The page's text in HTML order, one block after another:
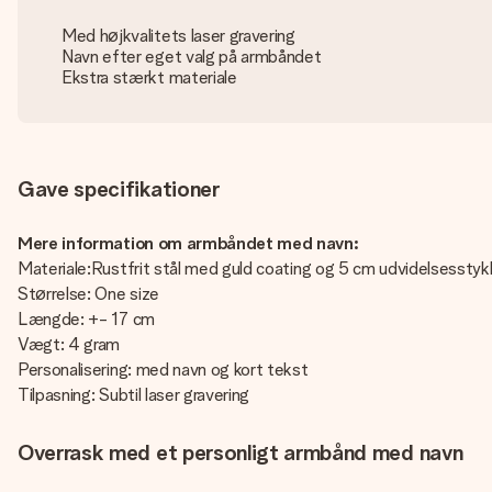
Med højkvalitets laser gravering
Navn efter eget valg på armbåndet
Ekstra stærkt materiale
Gave specifikationer
Mere information om armbåndet med navn:
Materiale:Rustfrit stål med guld coating og 5 cm
Størrelse: One size
Længde: +- 17 cm
Vægt: 4 gram
Personalisering: med navn og kort tekst
Tilpasning: Subtil laser gravering
Overrask med et personligt armbånd med navn